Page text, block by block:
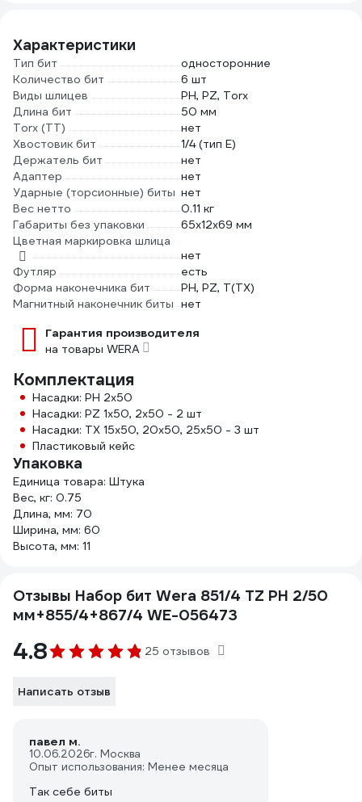
Характеристики
Тип бит
односторонние
Количество бит
6 шт
Виды шлицев
PH, PZ, Torx
Длина бит
50 мм
Torx (TT)
нет
Хвостовик бит
1/4 (тип Е)
Держатель бит
нет
Адаптер
нет
Ударные (торсионные) биты нет
Вес нетто
0.11 кг
Габариты без упаковки
65х12х69 мм
Цветная маркировка шлица
нет
Футляр
есть
Форма наконечника бит
PH, PZ, T(TX)
Магнитный наконечник биты нет
Гарантия производителя
на товары WERA
Комплектация
Насадки: PH 2x50
Насадки: PZ 1x50, 2x50 - 2 шт
Насадки: TX 15x50, 20x50, 25x50 - 3 шт
Пластиковый кейс
Упаковка
Единица товара: Штука
Вес, кг: 0.75
Длина, мм: 70
Ширина, мм: 60
Высота, мм: 11
Отзывы Набор бит Wera 851/4 TZ PH 2/50
мм+855/4+867/4 WE-056473
4.8 25 отзывов
Написать отзыв
павел м.
10.06.2026г. Москва
Опыт использования: Менее месяца
Так себе биты